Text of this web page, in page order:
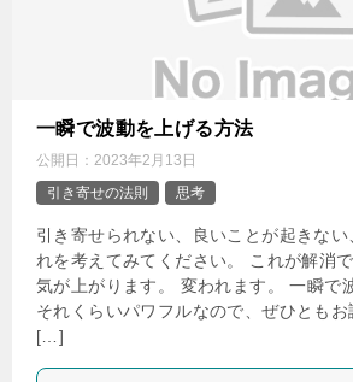
一瞬で波動を上げる方法
公開日： 2023年2月13日
引き寄せの法則
思考
引き寄せられない、良いことが起きない
れを考えてみてください。 これが解消
気が上がります。 変われます。 一瞬で
それくらいパワフルなので、ぜひとも
[…]